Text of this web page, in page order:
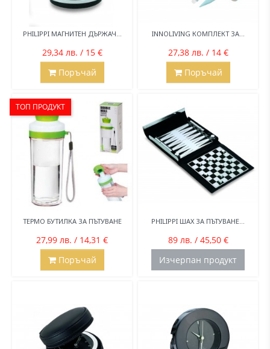
PHILIPPI МАГНИТЕН ДЪРЖАЧ...
29,34 лв. / 15 €
Поръчай
INNOLIVING КОМПЛЕКТ ЗА...
27,38 лв. / 14 €
Поръчай
ТЕРМО БУТИЛКА ЗА ПЪТУВАНЕ
27,99 лв. / 14,31 €
ТОП ПРОДУКТ
Поръчай
PHILIPPI ШАХ ЗА ПЪТУВАНЕ...
89 лв. / 45,50 €
Изчерпан продукт